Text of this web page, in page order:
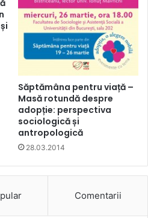
Săptămâna pentru viață –
Masă rotundă despre
adopție: perspectiva
sociologică și
antropologică
28.03.2014
Comentarii